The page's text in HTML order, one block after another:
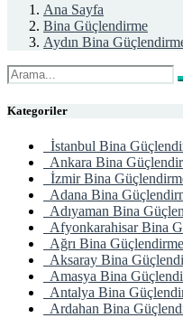
Ana Sayfa
Bina Güçlendirme
Aydın Bina
Kategoriler
İstanbul Bina
Ankara Bina
İzmir Bina
Adana Bina
Adıyaman Bina
Afyonkarahisar Bina
Ağrı Bina Güçlendirme
Aksaray Bina
Amasya Bina
Antalya Bina
Ardahan Bina